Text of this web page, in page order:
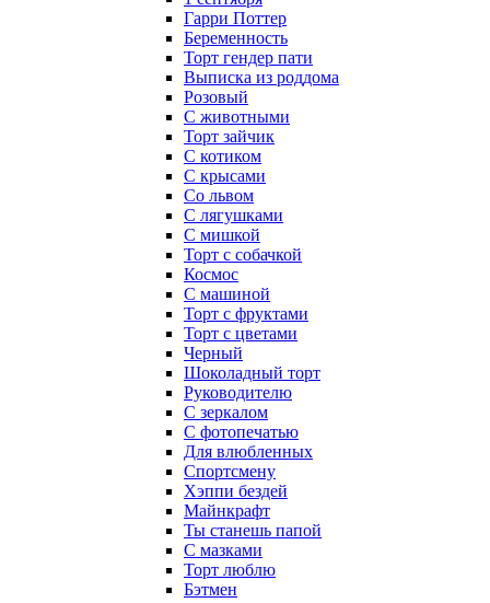
Гарри Поттер
Беременность
Торт гендер пати
Выписка из роддома
Розовый
С животными
Торт зайчик
С котиком
С крысами
Со львом
С лягушками
С мишкой
Торт с собачкой
Космос
С машиной
Торт с фруктами
Торт с цветами
Черный
Шоколадный торт
Руководителю
С зеркалом
С фотопечатью
Для влюбленных
Спортсмену
Хэппи бездей
Майнкрафт
Ты станешь папой
С мазками
Торт люблю
Бэтмен